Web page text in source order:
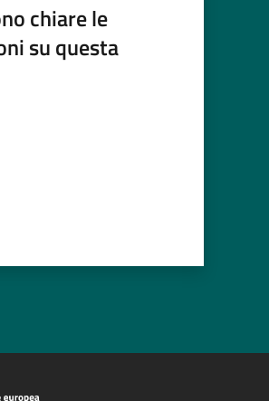
chiare le
su questa